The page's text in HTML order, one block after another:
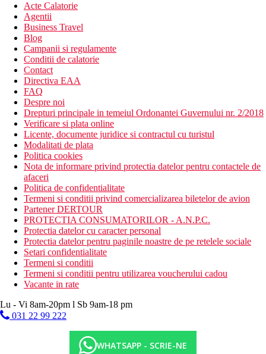
Acte Calatorie
Agentii
Business Travel
Blog
Campanii si regulamente
Conditii de calatorie
Contact
Directiva EAA
FAQ
Despre noi
Drepturi principale in temeiul Ordonantei Guvernului nr. 2/2018
Verificare si plata online
Licente, documente juridice si contractul cu turistul
Modalitati de plata
Politica cookies
Nota de informare privind protectia datelor pentru contactele de
afaceri
Politica de confidentialitate
Termeni si conditii privind comercializarea biletelor de avion
Partener DERTOUR
PROTECTIA CONSUMATORILOR - A.N.P.C.
Protectia datelor cu caracter personal
Protectia datelor pentru paginile noastre de pe retelele sociale
Setari confidentialitate
Termeni si conditii
Termeni si conditii pentru utilizarea voucherului cadou
Vacante in rate
Lu - Vi 8am-20pm l Sb 9am-18 pm
031 22 99 222
WHATSAPP - SCRIE-NE